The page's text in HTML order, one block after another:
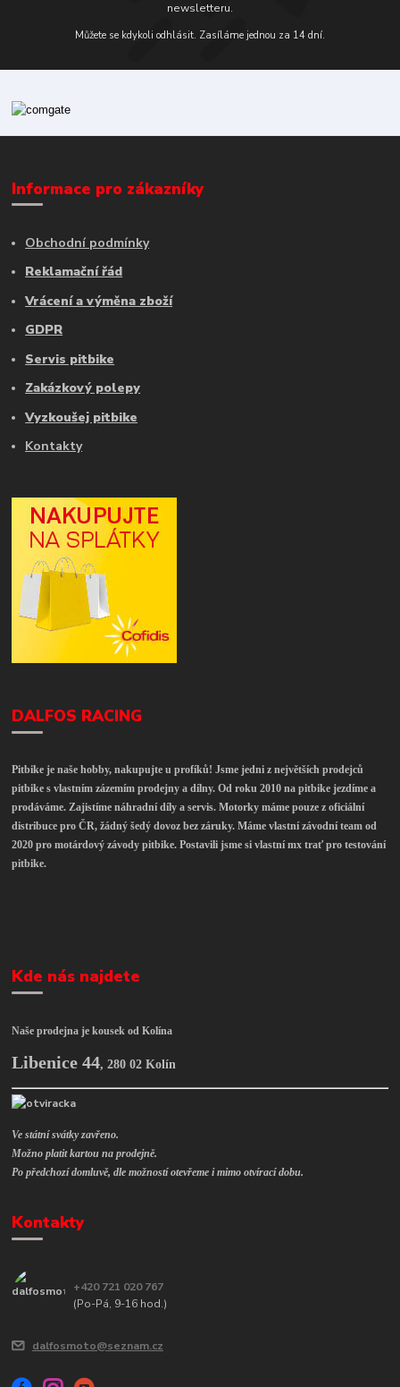
newsletteru.
Můžete se kdykoli odhlásit. Zasíláme jednou za 14 dní.
Informace pro zákazníky
Obchodní podmínky
Reklamační řád
Vrácení a výměna zboží
GDPR
Servis pitbike
Zakázkový polepy
Vyzkoušej pitbike
Kontakty
DALFOS RACING
Pitbike je naše hobby, nakupujte u profíků! Jsme jedni z největších prodejců
pitbike s vlastním zázemím prodejny a dílny. Od roku 2010 na pitbike jezdíme a
prodáváme. Zajistíme náhradní díly a servis. Motorky máme pouze z oficiální
distribuce pro ČR, žádný šedý dovoz bez záruky. Máme vlastní závodní team od
2020 pro motárdový závody pitbike. Postavili jsme si vlastní mx trať pro testování
pitbike.
Kde nás najdete
Naše prodejna je kousek od Kolína
Libenice 44,280 02 Kolín
Ve státní svátky zavřeno.
Možno platit kartou na prodejně.
Po předchozí domluvě, dle možností otevřeme i mimo otvírací dobu.
Kontakty
+420 721 020 767
(Po-Pá, 9-16 hod.)
dalfosmoto@seznam.cz